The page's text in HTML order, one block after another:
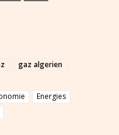
gaz algerien
Energies